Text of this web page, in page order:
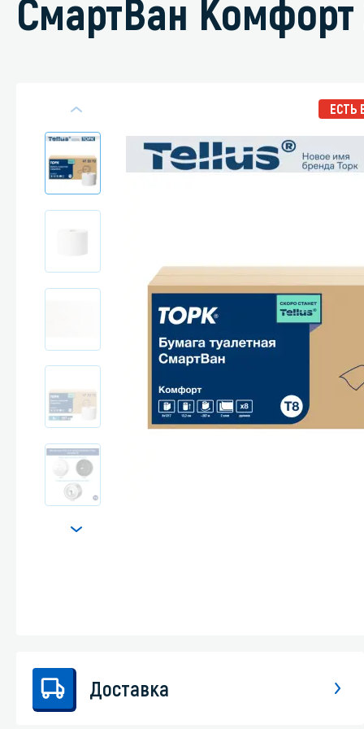
Дегризер
Защитные
стрипперы
Средства
Средства
Стекла
СмартВан Комфорт
ЕСТЬ
Доставка